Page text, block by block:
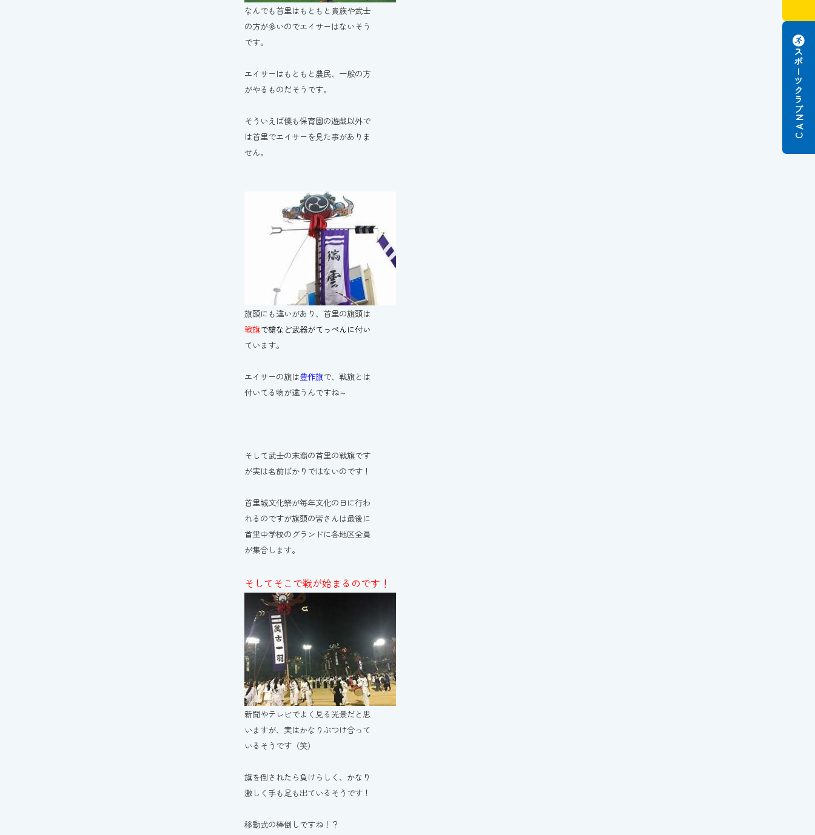
なんでも首里はもともと貴族や武士
の方が多いのでエイサーはないそう
です。
エイサーはもともと農民、一般の方
がやるものだそうです。
そういえば僕も保育園の遊戯以外で
は首里でエイサーを見た事がありま
せん。
旗頭にも違いがあり、首里の旗頭は
戦旗で槍など武器がてっぺんに付い
ています。
エイサーの旗は豊作旗で、戦旗とは
付いてる物が違うんですね～
そして武士の末裔の首里の戦旗です
が実は名前ばかりではないのです！
首里城文化祭が毎年文化の日に行わ
れるのですが旗頭の皆さんは最後に
首里中学校のグランドに各地区全員
が集合します。
そしてそこで戦が始まるのです！
新聞やテレビでよく見る光景だと思
いますが、実はかなりぶつけ合って
いるそうです（笑）
旗を倒されたら負けらしく、かなり
激しく手も足も出ているそうです！
移動式の棒倒しですね！？
スポーツクラブ
N
A
C